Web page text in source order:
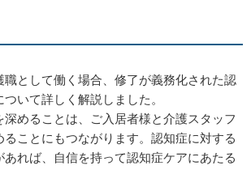
として働く場合、修了が義務化された認
いて詳しく解説しました。
めることは、ご入居者様と介護スタッフ
ることにもつながります。認知症に対する
れば、自信を持って認知症ケアにあたる